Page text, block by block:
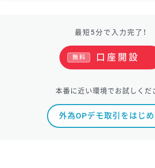
最短5分で入力完了！
口座開設
無料
本番に近い環境でお試しくだ
外為OPデモ取引をはじめ